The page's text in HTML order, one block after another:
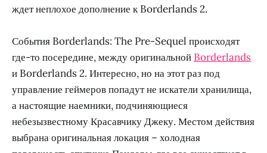
ждет неплохое дополнение к Borderlands 2.
События Borderlands: The Pre-Sequel происходят
где-то посередине, между оригинальной Borderlands
и Borderlands 2. Интересно, но на этот раз под
управление геймеров попадут не искатели хранилища,
а настоящие наемники, подчиняющиеся
небезызвестному Красавчику Джеку. Местом действия
выбрана оригинальная локация – холодная